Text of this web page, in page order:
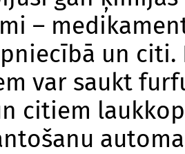
–
un
var saukt
citiem